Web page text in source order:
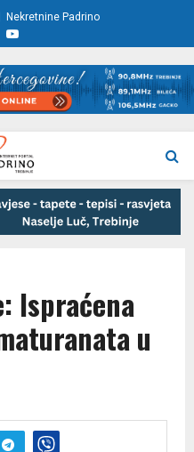
Nekretnine Padrino
Youtube
Ispraćena
u